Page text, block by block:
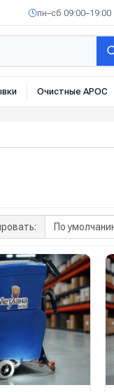
пн–сб 09:00–19:00
Очистные АРОС